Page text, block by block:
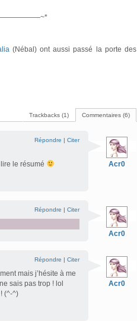
(Nébal) ont aussi passé la porte des
Commentaires (6)
Trackbacks (1)
Acr0
Répondre | Citer
le résumé
Acr0
Répondre | Citer
Acr0
Répondre | Citer
mais j’hésite à me
sais pas trop ! lol
(^-^)